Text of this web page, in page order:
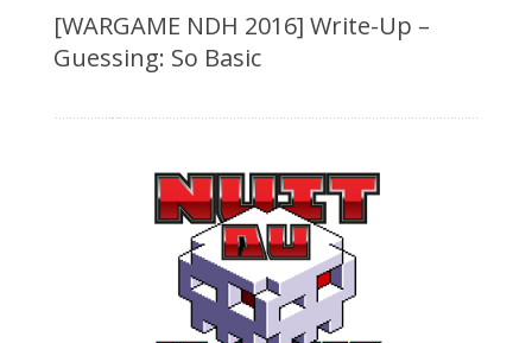
[WARGAME NDH 2016] Write-Up –
Guessing: So Basic